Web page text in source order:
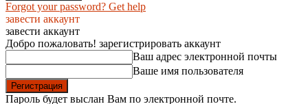
Forgot your password? Get help
завести аккаунт
завести аккаунт
Добро пожаловать! зарегистрировать аккаунт
Ваш адрес электронной почты
Ваше имя пользователя
Пароль будет выслан Вам по электронной почте.